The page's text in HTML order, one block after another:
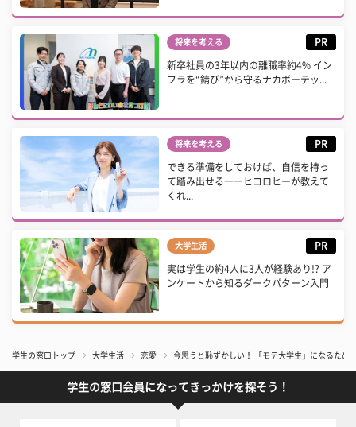
将来を考える PR
新卒社員の3年以内の離職率約4% イン
フラを“錆び”から守るナカボーテッ...
将来を考える PR
できる準備をしておけば、自信を持っ
て踏み出せる――ヒコロヒーが教えて
くれ...
大学生活 PR
実は学生の約4人に3人が経験あり!? ア
ンケートから知るダークパターン入門
学生の窓口トップ 大学生活 恋愛 今思うと恥ずかしい！ 「モテ大学生」になるため
学生の窓口会員になってきっかけを探そう！